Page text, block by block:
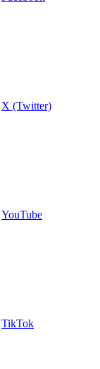
X (Twitter)
YouTube
TikTok